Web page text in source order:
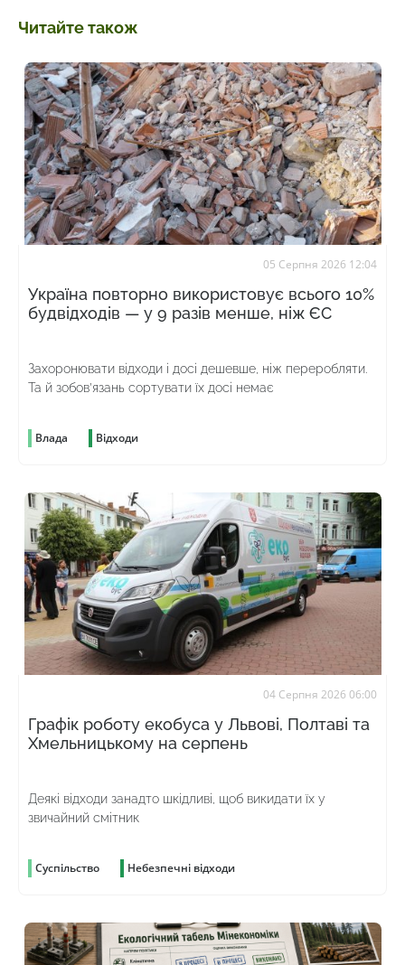
Читайте також
05 Серпня 2026 12:04
Україна повторно використовує всього 10%
будвідходів — у 9 разів менше, ніж ЄС
Захоронювати відходи і досі дешевше, ніж переробляти.
Та й зобов’язань сортувати їх досі немає
Влада Відходи
04 Серпня 2026 06:00
Графік роботу екобуса у Львові, Полтаві та
Хмельницькому на серпень
Деякі відходи занадто шкідливі, щоб викидати їх у
звичайний смітник
Суспільство Небезпечні відходи